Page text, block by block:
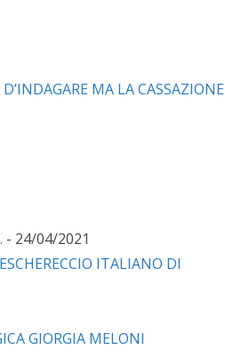
MA LA CASSAZIONE
- 24/04/2021
ITALIANO DI
GIORGIA MELONI